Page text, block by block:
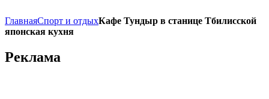
ГлавнаяСпорт и отдыхКафе Тундыр в станице Тбилисской
японская кухня
Реклама